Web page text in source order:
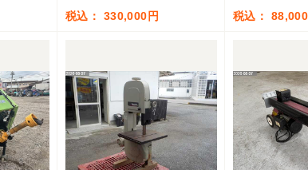
税込： 330,000円
税込：